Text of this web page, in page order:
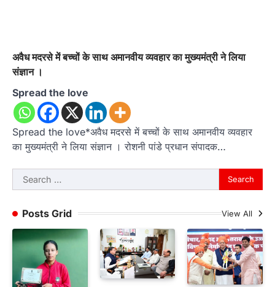
अवैध मदरसे में बच्चों के साथ अमानवीय व्यवहार का मुख्यमंत्री ने लिया
संज्ञान ।
Spread the love
Spread the love*अवैध मदरसे में बच्चों के साथ अमानवीय व्यवहार
का मुख्यमंत्री ने लिया संज्ञान । रोशनी पांडे प्रधान संपादक…
Search
for:
Posts Grid
View All